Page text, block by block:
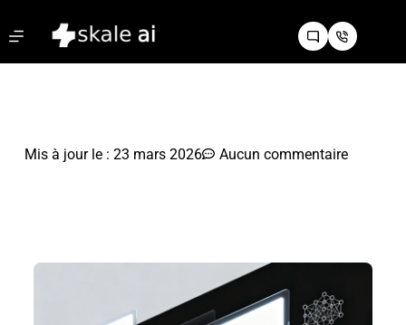
Mis à jour le : 23 mars 2026 Aucun commentaire